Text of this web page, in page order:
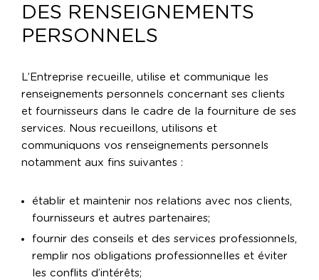
DES RENSEIGNEMENTS
PERSONNELS
L’Entreprise recueille, utilise et communique les
renseignements personnels concernant ses clients
et fournisseurs dans le cadre de la fourniture de ses
services. Nous recueillons, utilisons et
communiquons vos renseignements personnels
notamment aux fins suivantes :
établir et maintenir nos relations avec nos clients,
fournisseurs et autres partenaires;
fournir des conseils et des services professionnels,
remplir nos obligations professionnelles et éviter
les conflits d’intérêts;